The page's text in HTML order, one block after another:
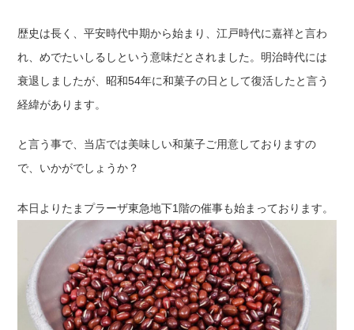
歴史は長く、平安時代中期から始まり、江戸時代に嘉祥と言わ
れ、めでたいしるしという意味だとされました。明治時代には
衰退しましたが、昭和54年に和菓子の日として復活したと言う
経緯があります。
と言う事で、当店では美味しい和菓子ご用意しておりますの
で、いかがでしょうか？
本日よりたまプラーザ東急地下1階の催事も始まっております。